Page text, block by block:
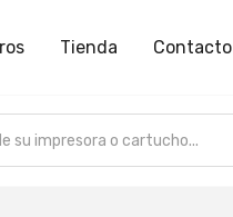
Tienda Contacto